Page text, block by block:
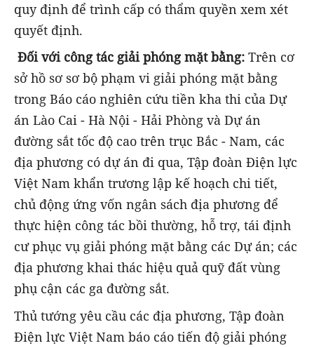
quy định để trình cấp có thẩm quyền xem xét
quyết định.
Đối với công tác giải phóng mặt bằng: Trên cơ
sở hồ sơ sơ bộ phạm vi giải phóng mặt bằng
trong Báo cáo nghiên cứu tiền kha thi của Dự
án Lào Cai - Hà Nội - Hải Phòng và Dự án
đường sắt tốc độ cao trên trục Bắc - Nam, các
địa phương có dự án đi qua, Tập đoàn Điện lực
Việt Nam khẩn trương lập kế hoạch chi tiết,
chủ động ứng vốn ngân sách địa phương để
thực hiện công tác bồi thường, hỗ trợ, tái định
cư phục vụ giải phóng mặt bằng các Dự án; các
địa phương khai thác hiệu quả quỹ đất vùng
phụ cận các ga đường sắt.
Thủ tướng yêu cầu các địa phương, Tập đoàn
Điện lực Việt Nam báo cáo tiến độ giải phóng